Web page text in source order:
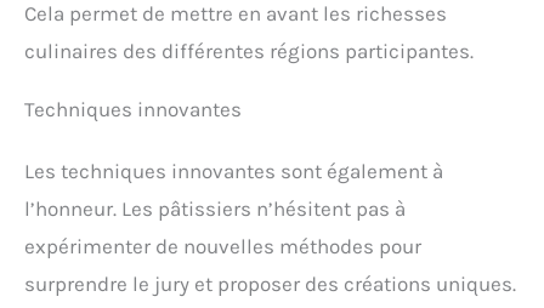
Cela permet de mettre en avant les richesses
culinaires des différentes régions participantes.
Techniques innovantes
Les techniques innovantes sont également à
l’honneur. Les pâtissiers n’hésitent pas à
expérimenter de nouvelles méthodes pour
surprendre le jury et proposer des créations uniques.